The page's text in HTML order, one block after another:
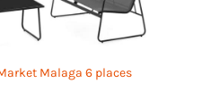
Malaga 6 places